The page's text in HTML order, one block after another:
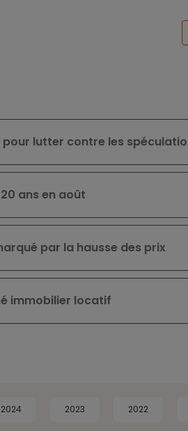
lutter contre les
ans en août
par la hausse des prix
immobilier locatif
2024 2023 2022